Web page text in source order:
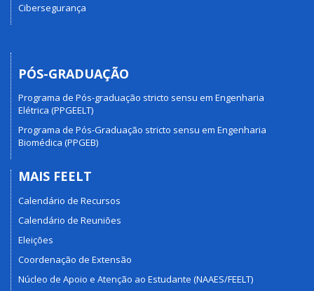
Cibersegurança
PÓS-GRADUAÇÃO
Programa de Pós-graduação stricto sensu em Engenharia
Elétrica (PPGEELT)
Programa de Pós-Graduação stricto sensu em Engenharia
Biomédica (PPGEB)
MAIS FEELT
Calendário de Recursos
Calendário de Reuniões
Eleições
Coordenação de Extensão
Núcleo de Apoio e Atenção ao Estudante (NAAES/FEELT)